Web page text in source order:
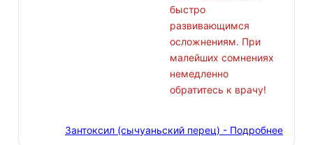
быстро
развивающимся
осложнениям. При
малейших сомнениях
немедленно
обратитесь к врачу!
Зантоксил (сычуаньский перец) - Подробнее